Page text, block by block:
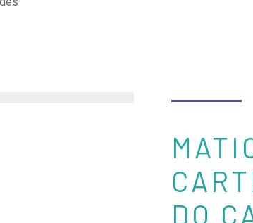
DO